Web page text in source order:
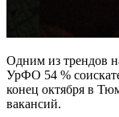
Одним из трендов
УрФО 54 %
конец октября в
вакансий.